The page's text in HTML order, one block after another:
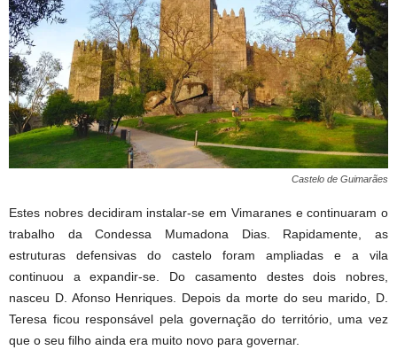
Castelo de Guimarães
Estes nobres decidiram instalar-se em Vimaranes e continuaram o
trabalho da Condessa Mumadona Dias. Rapidamente, as
estruturas defensivas do castelo foram ampliadas e a vila
continuou a expandir-se. Do casamento destes dois nobres,
nasceu D. Afonso Henriques. Depois da morte do seu marido, D.
Teresa ficou responsável pela governação do território, uma vez
que o seu filho ainda era muito novo para governar.